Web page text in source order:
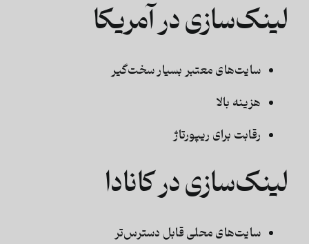
لینک‌سازی در آمریکا
سایت‌های معتبر بسیار سخت‌گیر
هزینه بالا
رقابت برای ریپورتاژ
لینک‌سازی در کانادا
سایت‌های محلی قابل دسترس‌تر